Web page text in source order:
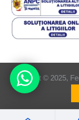
Copyright © 2025,